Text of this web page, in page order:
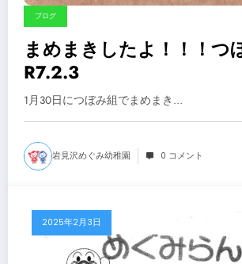
ブログ
まめまきしたよ！！！つ
R7.2.3
1月30日につぼみ組でまめまき…
岩見沢めぐみ幼稚園 0 コメント
2025年2月3日